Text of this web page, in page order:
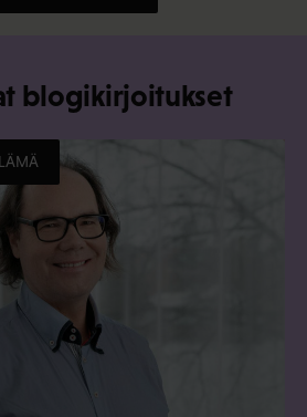
blogikirjoitukset